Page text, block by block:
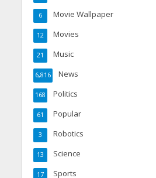
Movie Wallpaper
6
Movies
12
Music
21
News
6,816
Politics
168
Popular
61
Robotics
3
Science
13
Sports
17